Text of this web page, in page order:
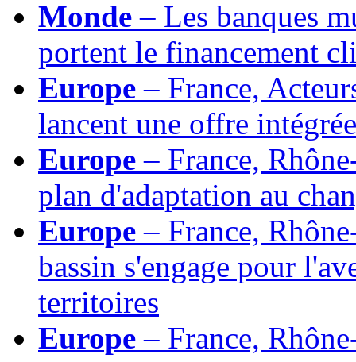
Monde – Les banques
portent le financement
Europe – France,
lancent une offre
Europe – France,
plan d'adaptation au
Europe – France,
bassin s'engage pour
territoires
Europe – France,